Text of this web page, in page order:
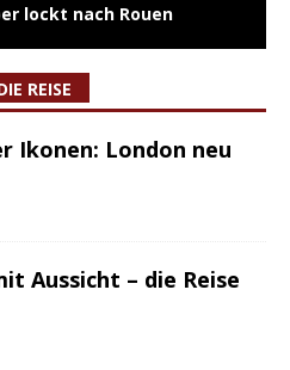
lockt nach Rouen
REISE
Ikonen: London neu
Aussicht – die Reise